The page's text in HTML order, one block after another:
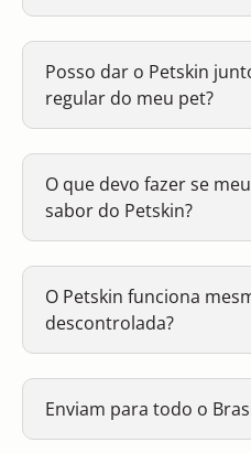
Posso dar o Petskin
regular do meu pet?
O que devo fazer se
sabor do Petskin?
O Petskin funciona
descontrolada?
Enviam para todo o